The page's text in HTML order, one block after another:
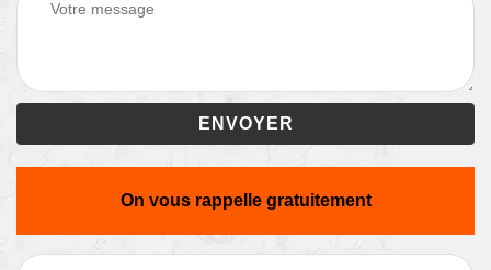
On vous rappelle gratuitement